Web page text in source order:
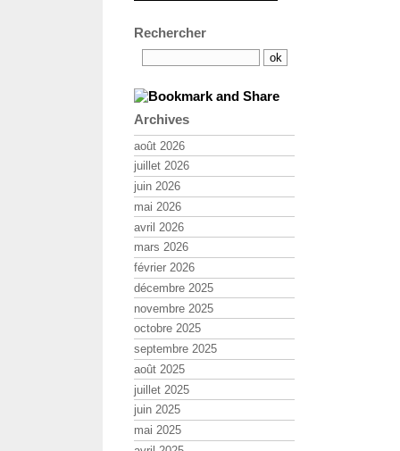
Rechercher
Archives
août 2026
juillet 2026
juin 2026
mai 2026
avril 2026
mars 2026
février 2026
décembre 2025
novembre 2025
octobre 2025
septembre 2025
août 2025
juillet 2025
juin 2025
mai 2025